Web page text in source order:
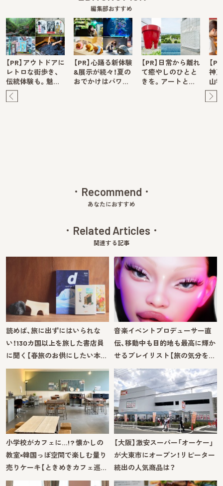
編集部おすすめ
【PR】アウトドアに
レトロな街歩き、
伝統体験も。魅…
【PR】心踊る新体験
&展示が続々！夏の
おでかけはパワ…
【PR】日常から離れ
て癒やしのひとと
きを。アートと…
【
神
山
Recommend
あなたにおすすめ
Related Articles
関連する記事
読めば、旅に出ずにはいられな
い！130カ国以上を旅した書店員
に聞く【春旅のお供にしたい本…
音楽イベントプロデューサー直
伝、移動中も目的地も最高に輝か
せるプレイリスト【旅の気分を…
小学校がカフェに…!? 懐かしの
教室×韓国っぽ空間で楽しむ量り
売りケーキ【ときめきカフェ巡…
【大阪】激安スーパー「オーケー」
が大東市にオープン！リピーター
続出の人気商品は？